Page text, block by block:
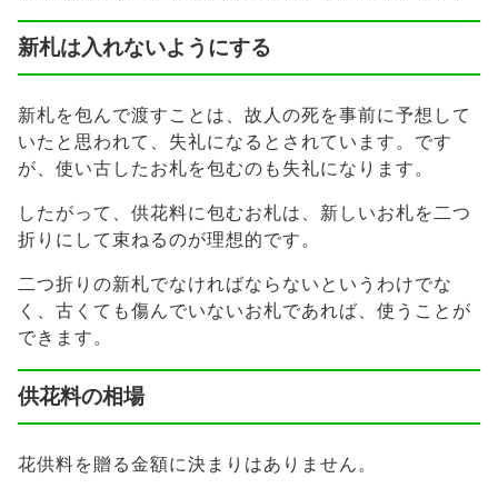
新札は入れないようにする
新札を包んで渡すことは、故人の死を事前に予想して
いたと思われて、失礼になるとされています。です
が、使い古したお札を包むのも失礼になります。
したがって、供花料に包むお札は、新しいお札を二つ
折りにして束ねるのが理想的です。
二つ折りの新札でなければならないというわけでな
く、古くても傷んでいないお札であれば、使うことが
できます。
供花料の相場
花供料を贈る金額に決まりはありません。